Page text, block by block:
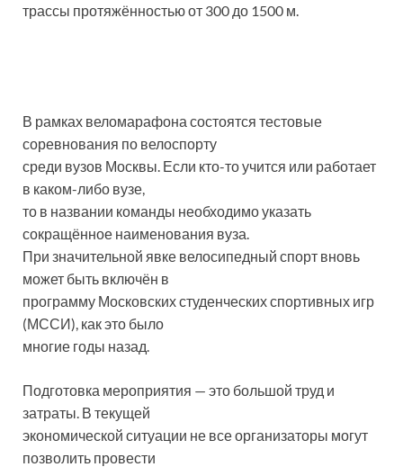
трассы протяжённостью от 300 до 1500 м.
В рамках веломарафона состоятся тестовые
соревнования по велоспорту
среди вузов Москвы. Если кто-то учится или работает
в каком-либо вузе,
то в названии команды необходимо указать
сокращённое наименования вуза.
При значительной явке велосипедный спорт вновь
может быть включён в
программу Московских студенческих спортивных игр
(МССИ), как это было
многие годы назад.
Подготовка мероприятия — это большой труд и
затраты. В текущей
экономической ситуации не все организаторы могут
позволить провести